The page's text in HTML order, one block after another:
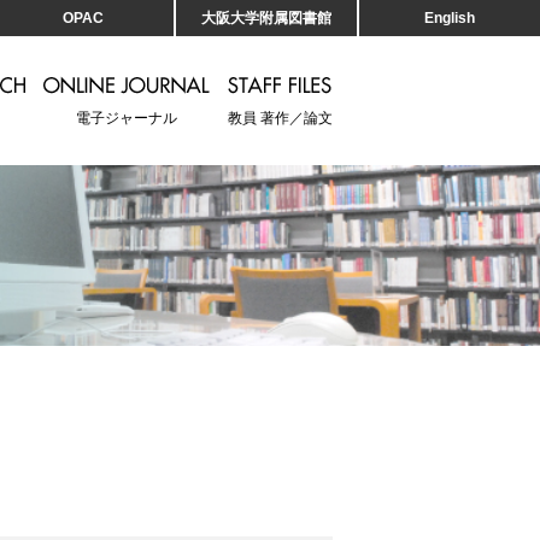
OPAC 大阪大学附属図書館 English
電子ジャーナル 教員 著作／論文